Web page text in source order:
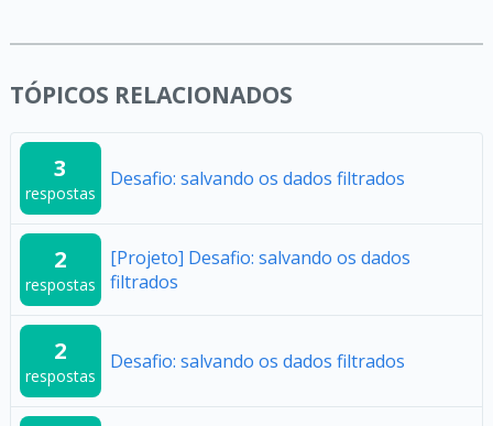
TÓPICOS RELACIONADOS
3
respostas
Desafio: salvando os dados filtrados
2
respostas
[Projeto] Desafio: salvando os dados
filtrados
2
respostas
Desafio: salvando os dados filtrados